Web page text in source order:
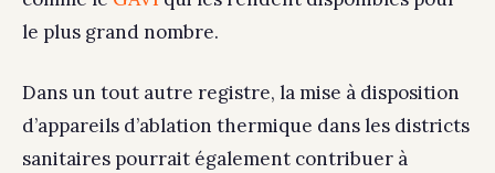
le plus grand nombre.
Dans un tout autre registre, la mise à disposition
d’appareils d’ablation thermique dans les districts
sanitaires pourrait également contribuer à